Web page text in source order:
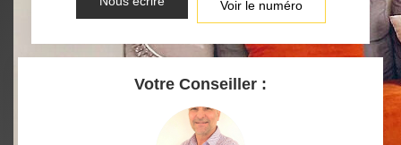
Voir le numéro
Votre Conseiller :